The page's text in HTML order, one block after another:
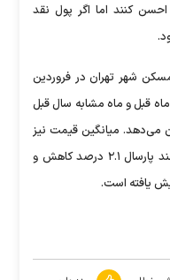
کنند اما اگر پول نقد
شهر تهران در فروردین
به ماه قبل و ماه مشابه سال قبل
کاهش نشان می‌دهد. میانگین قیمت نیز
۱۵.۳ میلیون تومان بود که نسبت به اسفند پارسال ۲.۱ درصد کاهش و